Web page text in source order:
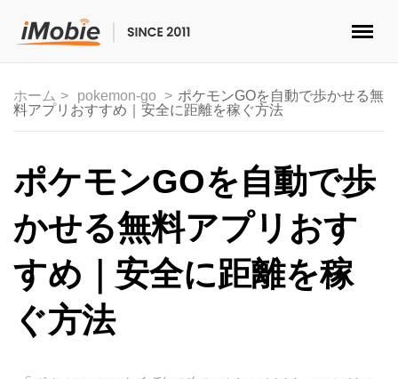
ロック解除&データ復元
マルチメディア
便利ツール
ソリューション
ストア
ダウンロード
ホーム pokemon-go
ポケモンGOを自動で歩かせる無
料アプリおすすめ｜安全に距離を稼ぐ方法
ポケモンGOを自動で歩
かせる無料アプリおす
すめ｜安全に距離を稼
ぐ方法